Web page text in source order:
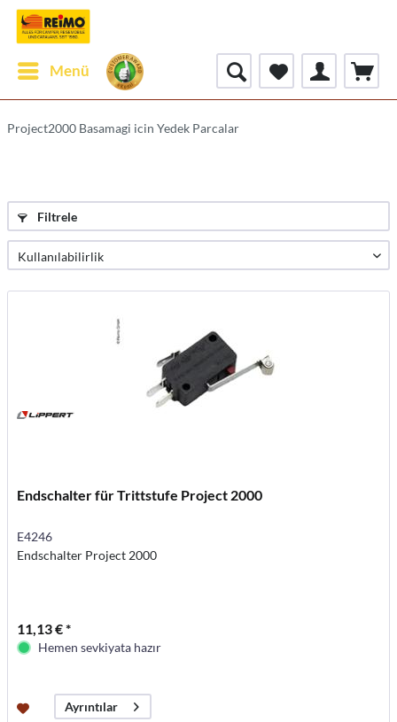
Menü
Project2000 Basamagi icin Yedek Parcalar
Filtrele
Endschalter für Trittstufe Project 2000
E4246
Endschalter Project 2000
11,13 € *
Hemen sevkiyata hazır
Ayrıntılar